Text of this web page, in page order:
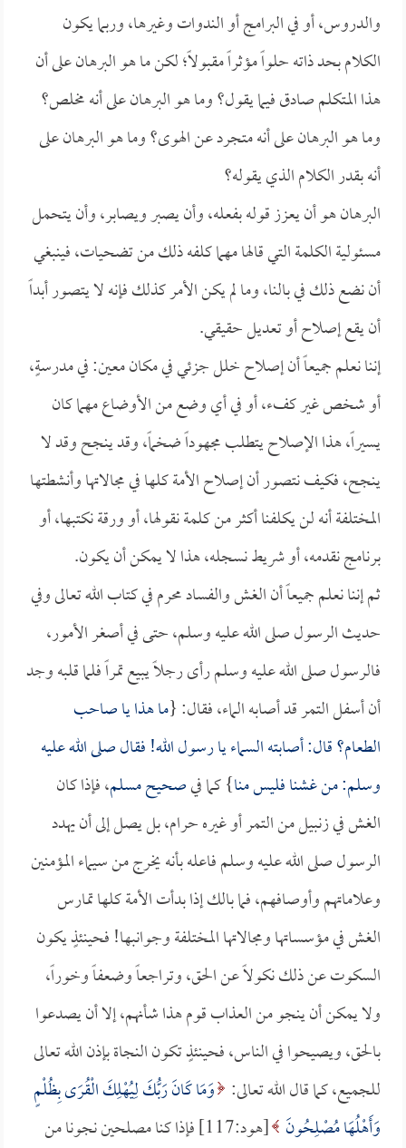
والدروس، أو في البرامج أو الندوات وغيرها، وربما يكون
الكلام بحد ذاته حلواً مؤثراً مقبولاً؛ لكن ما هو البرهان على أن
هذا المتكلم صادق فيما يقول؟ وما هو البرهان على أنه مخلص؟
وما هو البرهان على أنه متجرد عن الهوى؟ وما هو البرهان على
أنه بقدر الكلام الذي يقوله؟
البرهان هو أن يعزز قوله بفعله، وأن يصبر ويصابر، وأن يتحمل
مسئولية الكلمة التي قالها مهما كلفه ذلك من تضحيات، فينبغي
أن نضع ذلك في بالنا، وما لم يكن الأمر كذلك فإنه لا يتصور أبداً
أن يقع إصلاح أو تعديل حقيقي.
إننا نعلم جميعاً أن إصلاح خلل جزئي في مكان معين: في مدرسةٍ،
أو شخص غير كفء، أو في أي وضع من الأوضاع مهما كان
يسيراً، هذا الإصلاح يتطلب مجهوداً ضخماً، وقد ينجح وقد لا
ينجح، فكيف نتصور أن إصلاح الأمة كلها في مجالاتها وأنشطتها
المختلفة أنه لن يكلفنا أكثر من كلمة نقولها، أو ورقة نكتبها، أو
برنامج نقدمه، أو شريط نسجله، هذا لا يمكن أن يكون.
ثم إننا نعلم جميعاً أن الغش والفساد محرم في كتاب الله تعالى وفي
حديث الرسول صلى الله عليه وسلم، حتى في أصغر الأمور،
فالرسول صلى الله عليه وسلم رأى رجلاً يبيع تمراً فلما قلبه وجد
أن أسفل التمر قد أصابه الماء، فقال: {ما هذا يا صاحب
الطعام؟ قال: أصابته السماء يا رسول الله! فقال صلى الله عليه
وسلم: من غشنا فليس منا} كما فيصحيح مسلم، فإذا كان
الغش في زنبيل من التمر أو غيره حرام، بل يصل إلى أن يهدد
الرسول صلى الله عليه وسلم فاعله بأنه يخرج من سيماء المؤمنين
وعلاماتهم وأوصافهم، فما بالك إذا بدأت الأمة كلها تمارس
الغش في مؤسساتها ومجالاتها المختلفة وجوانبها! فحينئذٍ يكون
السكوت عن ذلك نكولاً عن الحق، وتراجعاً وضعفاً وخوراً،
ولا يمكن أن ينجو من العذاب قوم هذا شأنهم، إلا أن يصدعوا
بالحق، ويصيحوا في الناس، فحينئذٍ تكون النجاة بإذن الله تعالى
للجميع، كما قال الله تعالى: وَمَا كَانَ رَبُّكَ لِيُهْلِكَ الْقُرَى بِظُلْمٍ
وَأَهْلُهَا مُصْلِحُونَ
[هود:117] فإذا كنا مصلحين نجونا من